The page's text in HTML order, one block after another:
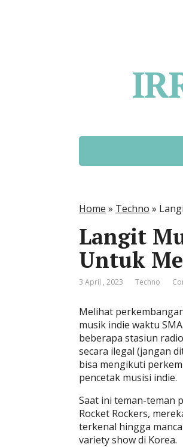
Home » Techno »
Langit
Untuk
3 April , 2023 Techno
Melihat
musik indie waktu
beberapa stasiun
secara ilegal (jangan
bisa mengikuti
pencetak musisi indie.
Saat ini teman-teman
Rocket Rockers,
terkenal hingga
variety show di Korea.